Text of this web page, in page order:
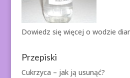
Dowiedz się więcej o wodzie
Przepiski
Cukrzyca – jak ją usunąć?